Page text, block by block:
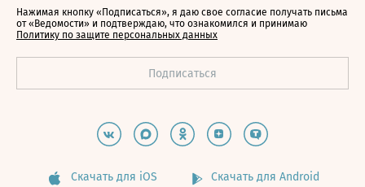
Нажимая кнопку «Подписаться», я даю свое согласие получать письма
от «Ведомости» и подтверждаю, что ознакомился и принимаю
Политику по защите персональных данных
Скачать для iOS Скачать для Android